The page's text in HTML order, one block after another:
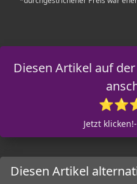
Diesen Artikel auf
Jetzt
Diesen Artikel